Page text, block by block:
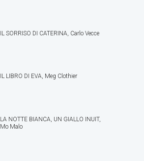
IL SORRISO DI CATERINA, Carlo Vecce
IL LIBRO DI EVA, Meg Clothier
LA NOTTE BIANCA, UN GIALLO INUIT,
Mo Malo